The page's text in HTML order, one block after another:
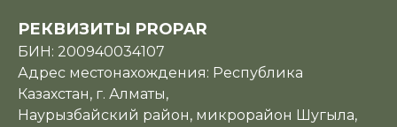
РЕКВИЗИТЫ PROPAR
БИН: 200940034107
Адрес местонахождения: Республика
Казахстан, г. Алматы,
Наурызбайский район, микрорайон Шугыла,